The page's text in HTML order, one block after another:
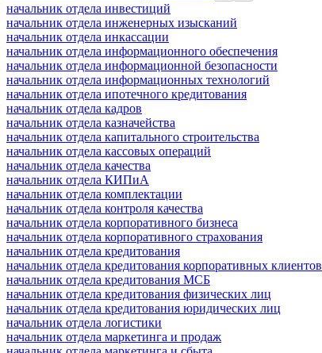
начальник отдела инвестиций
начальник отдела инженерных изысканий
начальник отдела инкассации
начальник отдела информационного обеспечения
начальник отдела информационной безопасности
начальник отдела информационных технологий
начальник отдела ипотечного кредитования
начальник отдела кадров
начальник отдела казначейства
начальник отдела капитального строительства
начальник отдела кассовых операций
начальник отдела качества
начальник отдела КИПиА
начальник отдела комплектации
начальник отдела контроля качества
начальник отдела корпоративного бизнеса
начальник отдела корпоративного страхования
начальник отдела кредитования
начальник отдела кредитования корпоративных клиентов
начальник отдела кредитования МСБ
начальник отдела кредитования физических лиц
начальник отдела кредитования юридических лиц
начальник отдела логистики
начальник отдела маркетинга и продаж